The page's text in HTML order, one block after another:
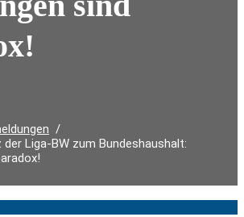
Liga-BW zum Bundeshaushalt: